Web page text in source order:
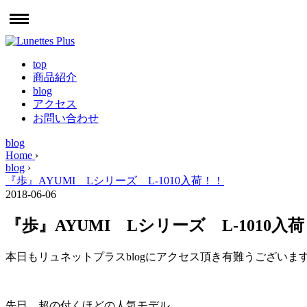
top
商品紹介
blog
アクセス
お問い合わせ
blog
Home ›
blog ›
『歩』AYUMI Lシリーズ L-1010入荷！！
2018-06-06
『歩』AYUMI Lシリーズ L-1010入荷
本日もリュネットプラスblogにアクセス頂き有難うございます